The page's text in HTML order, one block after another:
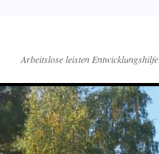
Arbeitslose leisten Entwicklungshilfe